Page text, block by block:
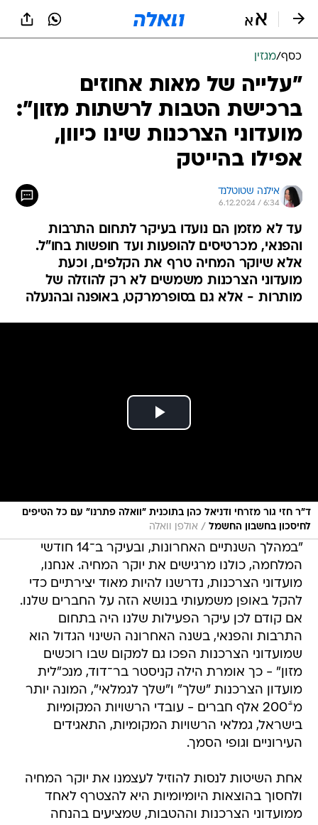
כסף/מגזין
"עלייה של מאות אחוזים
ברכישת הטבות לרשתות מזון":
מועדוני הצרכנות שינו כיוון,
אפילו בהייטק
אילנה שטוטלנד
6.12.2024 / 6:34
עד לא מזמן הם נועדו בעיקר לתחום התרבות
והפנאי, מכרטיסים להופעות ועד חופשות בחו"ל.
אלא שיוקר המחיה טרף את הקלפים, וכעת
מועדוני הצרכנות משמשים לא רק להוזלה של
מותרות - אלא גם בסופרמרקט, באופנה ובהנעלה
ד"ר חזי גור מזרחי ודניאל כהן בתוכנית "וואלה פתרנו" עם כל הטיפים
לחיסכון בחשבון החשמל / אולפן וואלה
"במהלך השנתיים האחרונות, ובעיקר ב־14 חודשי
המלחמה, כולנו מרגישים את יוקר המחיה. אנחנו,
מועדוני הצרכנות, נדרשנו להיות מאוד יצירתיים כדי
להקל באופן משמעותי בנושא הזה על החברים שלנו.
אם קודם לכן עיקר הפעילות שלנו היה בתחום
התרבות והפנאי, בשנה האחרונה השינוי הגדול הוא
שמועדוני הצרכנות הפכו גם למקום שבו רוכשים
מזון" - כך אומרת הילה קניסטר בר־דוד, מנכ"לית
מועדון הצרכנות "שלך" ו"שלך לגמלאי", המונה יותר
מ־‏‏֫200 אלף חברים - עובדי הרשויות המקומיות
בישראל, גמלאי הרשויות המקומיות, התאגידים
העירוניים וגופי הסמך.
אחת השיטות לנסות להוזיל לעצמנו את יוקר המחיה
ולחסוך בהוצאות היומיומיות היא להצטרף לאחד
ממועדוני הצרכנות וההטבות, שמציעים בהנחה